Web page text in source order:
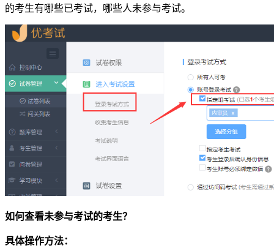
的考生有哪些已考试，哪些人未参与考试。
如何查看未参与考试的考生？
具体操作方法：